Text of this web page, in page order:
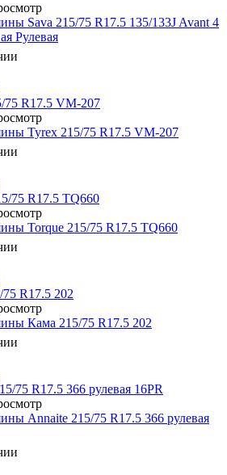
Sava 215/75 R17.5 135/133J Avant 4
Рулевая
Tyrex 215/75 R17.5 VM-207
Torque 215/75 R17.5 TQ660
Кама 215/75 R17.5 202
Annaite 215/75 R17.5 366 рулевая